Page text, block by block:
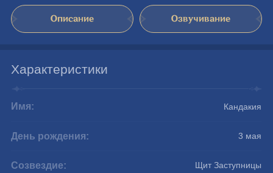
Описание Озвучивание
Характеристики
Имя: Кандакия
День рождения: 3 мая
Созвездие: Щит Заступницы